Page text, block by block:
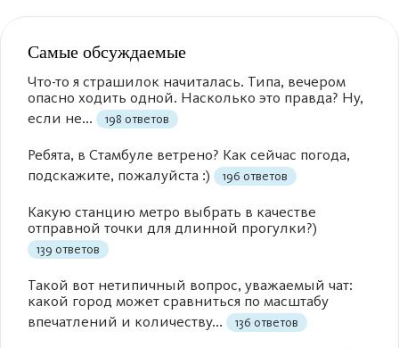
Самые обсуждаемые
Что-то я страшилок начиталась. Типа, вечером
опасно ходить одной. Насколько это правда? Ну,
если не...
198 ответов
Ребята, в Стамбуле ветрено? Как сейчас погода,
подскажите, пожалуйста :)
196 ответов
Какую станцию метро выбрать в качестве
отправной точки для длинной прогулки?)
139 ответов
Такой вот нетипичный вопрос, уважаемый чат:
какой город может сравниться по масштабу
впечатлений и количеству...
136 ответов